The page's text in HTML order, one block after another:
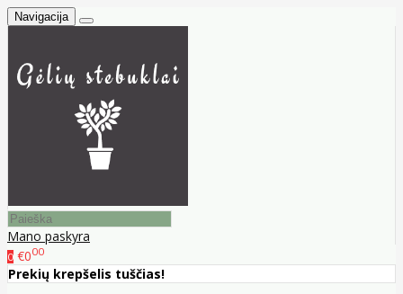
Navigacija
Mano paskyra
0 €000
Prekių krepšelis tuščias!